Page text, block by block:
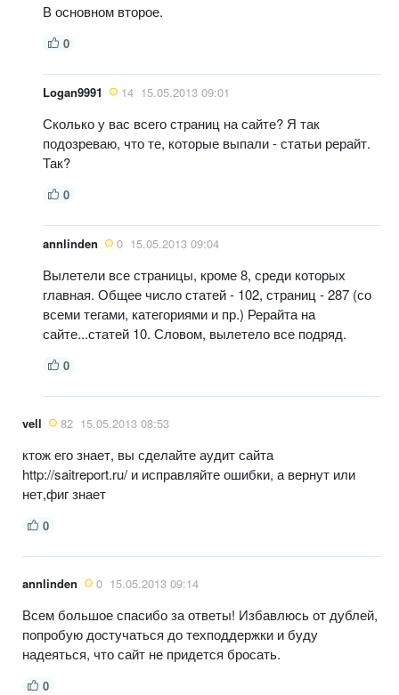
В основном второе.
0
Logan9991 14 15.05.2013 09:01
Сколько у вас всего страниц на сайте? Я так
подозреваю, что те, которые выпали - статьи рерайт.
Так?
0
annlinden 0 15.05.2013 09:04
Вылетели все страницы, кроме 8, среди которых
главная. Общее число статей - 102, страниц - 287 (со
всеми тегами, категориями и пр.) Рерайта на
сайте...статей 10. Словом, вылетело все подряд.
0
vell 82 15.05.2013 08:53
ктож его знает, вы сделайте аудит сайта
http://saitreport.ru/ и исправляйте ошибки, а вернут или
нет,фиг знает
0
annlinden 0 15.05.2013 09:14
Всем большое спасибо за ответы! Избавлюсь от дублей,
попробую достучаться до техподдержки и буду
надеяться, что сайт не придется бросать.
0